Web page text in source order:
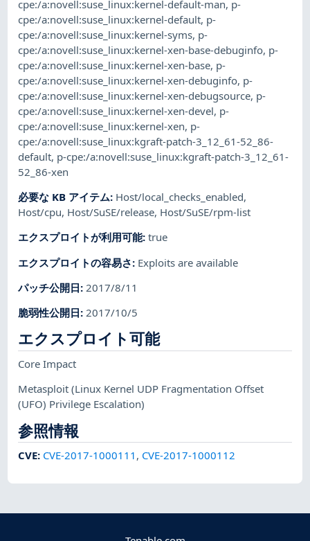
cpe:/a:novell:suse_linux:kernel-default-man, p-
cpe:/a:novell:suse_linux:kernel-default, p-
cpe:/a:novell:suse_linux:kernel-syms, p-
cpe:/a:novell:suse_linux:kernel-xen-base-debuginfo, p-
cpe:/a:novell:suse_linux:kernel-xen-base, p-
cpe:/a:novell:suse_linux:kernel-xen-debuginfo, p-
cpe:/a:novell:suse_linux:kernel-xen-debugsource, p-
cpe:/a:novell:suse_linux:kernel-xen-devel, p-
cpe:/a:novell:suse_linux:kernel-xen, p-
cpe:/a:novell:suse_linux:kgraft-patch-3_12_61-52_86-
default, p-cpe:/a:novell:suse_linux:kgraft-patch-3_12_61-
52_86-xen
必要な KB アイテム: Host/local_checks_enabled,
Host/cpu, Host/SuSE/release, Host/SuSE/rpm-list
エクスプロイトが利用可能:true
エクスプロイトの容易さ: Exploits are available
パッチ公開日: 2017/8/11
脆弱性公開日:2017/10/5
エクスプロイト可能
Core Impact
Metasploit(Linux Kernel UDP Fragmentation Offset
(UFO) Privilege Escalation)
参照情報
CVE: CVE-2017-1000111 , CVE-2017-1000112